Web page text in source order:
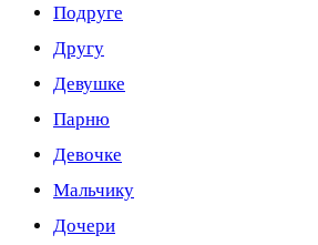
Подруге
Другу
Девушке
Парню
Девочке
Мальчику
Дочери